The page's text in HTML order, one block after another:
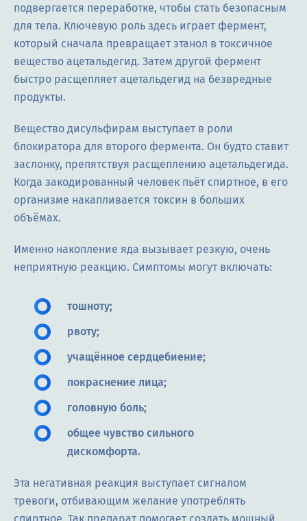
подвергается переработке, чтобы стать безопасным
для тела. Ключевую роль здесь играет фермент,
который сначала превращает этанол в токсичное
вещество ацетальдегид. Затем другой фермент
быстро расщепляет ацетальдегид на безвредные
продукты.
Вещество дисульфирам выступает в роли
блокиратора для второго фермента. Он будто ставит
заслонку, препятствуя расщеплению ацетальдегида.
Когда закодированный человек пьёт спиртное, в его
организме накапливается токсин в больших
объёмах.
Именно накопление яда вызывает резкую, очень
неприятную реакцию. Симптомы могут включать:
тошноту;
рвоту;
учащённое сердцебиение;
покраснение лица;
головную боль;
общее чувство сильного
дискомфорта.
Эта негативная реакция выступает сигналом
тревоги, отбивающим желание употреблять
спиртное. Так препарат помогает создать мощный